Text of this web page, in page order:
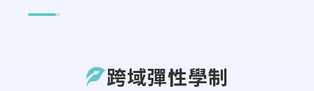
跨域彈性學制